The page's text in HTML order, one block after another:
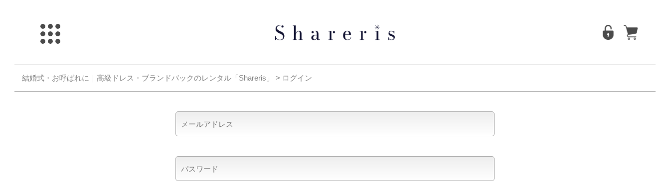
結婚式・お呼ばれに｜高級ドレス・ブランドバックのレンタル「Shareris」 > ログイン